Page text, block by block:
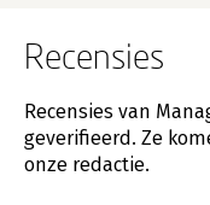
Recensies
Recensies van
geverifieerd. Ze
onze redactie.